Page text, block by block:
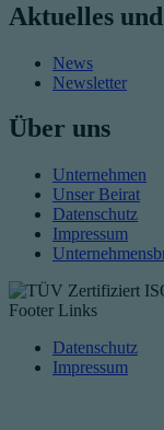
Aktuelles
News
Newsletter
Über uns
Unternehmen
Unser Beirat
Datenschutz
Impressum
Footer Links
Datenschutz
Impressum